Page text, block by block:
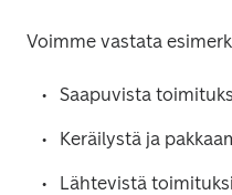
Voimme vastata
Saapuvista
Keräilystä ja
Lähtevistä